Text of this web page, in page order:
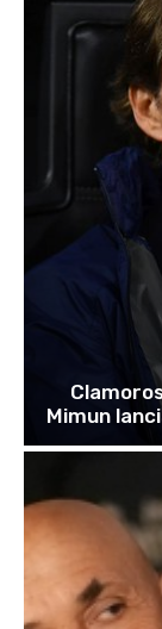
Mimun